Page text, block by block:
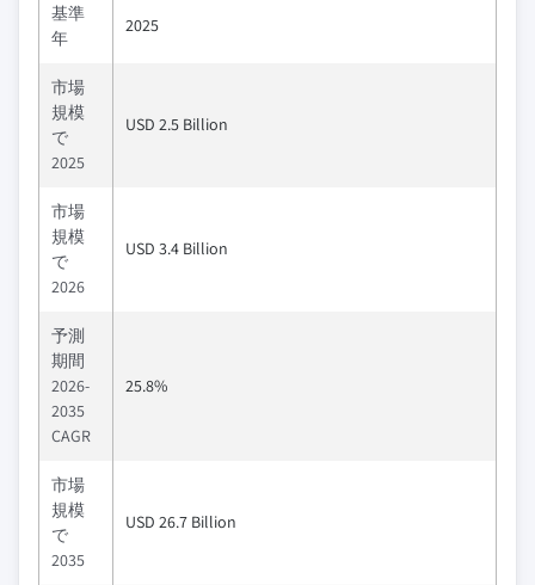
基準
年
2025
市場
規模
で
2025
USD 2.5 Billion
市場
規模
で
2026
USD 3.4 Billion
予測
期間
2026-
2035
CAGR
25.8%
市場
規模
で
2035
USD 26.7 Billion